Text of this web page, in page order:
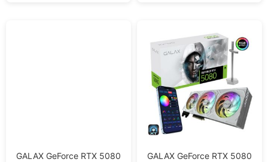
GALAX GeForce RTX 5080
GALAX GeForce RTX 5080